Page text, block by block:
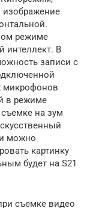
изображение
режиме
интеллект. В
записи с
микрофонов
в режиме
на зум
можно
картинку
будет на S21
съемке видео